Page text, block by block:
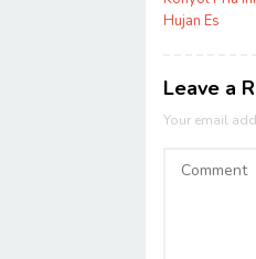
Hujan Es
Leave a
Your email